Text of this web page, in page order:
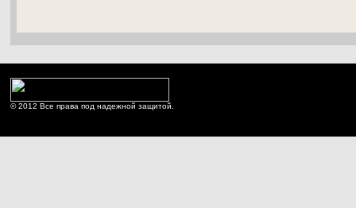
© 2012 Все права под надежной защитой.